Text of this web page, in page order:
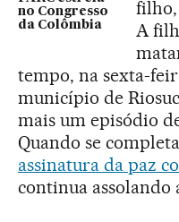
no Congresso
da Colômbia
filho,
A
tempo, na sexta-
município de
mais um episódio
Quando se
assinatura da paz
continua assolando